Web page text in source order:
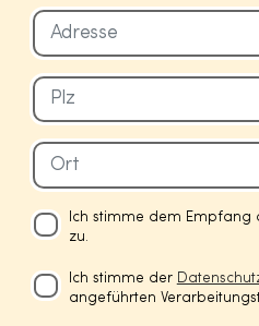
Ich stimme dem Empfang
zu.
Ich stimme der
angeführten